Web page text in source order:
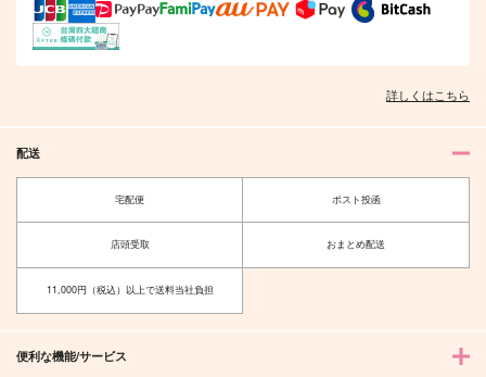
詳しくはこちら
配送
宅配便 ポスト投函
店頭受取 おまとめ配送
11,000円（税込）以上で送料当社負担
便利な機能/サービス